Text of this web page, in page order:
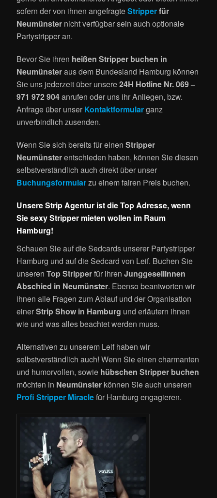
sofern der von ihnen angefragteStripperfür
Neumünster nicht verfügbar sein auch optionale
Partystripper an.
Bevor Sie ihren heißen Stripper buchen in
Neumünsteraus dem Bundesland Hamburg können
Sie uns jederzeit über unsere24H Hotline Nr. 069 –
971 972 904anrufen oder uns ihr Anliegen, bzw.
Anfrage über unser Kontaktformularganz
unverbindlich zusenden.
Wenn Sie sich bereits für einenStripper
Neumünsterentschieden haben, können Sie diesen
selbstverständlich auch direkt über unser
Buchungsformularzu einem fairen Preis buchen.
Unsere Strip Agentur ist die Top Adresse, wenn
Sie sexy Stripper mieten wollen im Raum
Hamburg!
Schauen Sie auf die Sedcards unserer Partystripper
Hamburg und auf die Sedcard von Leif. Buchen Sie
unserenTop Stripperfür ihrenJunggesellinnen
Abschied in Neumünster. Ebenso beantworten wir
ihnen alle Fragen zum Ablauf und der Organisation
einerStrip Show in Hamburg und erläutern ihnen
wie und was alles beachtet werden muss.
Alternativen zu unserem Leif haben wir
selbstverständlich auch! Wenn Sie einen charmanten
und humorvollen, sowie hübschen Stripper buchen
möchten in Neumünster können Sie auch unseren
Profi Stripper Miraclefür Hamburg engagieren.